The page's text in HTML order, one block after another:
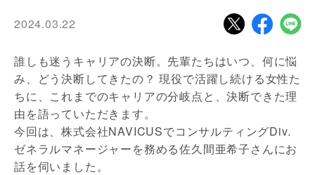
2024.03.22
誰しも迷うキャリアの決断。先輩たちはいつ、何に悩
み、どう決断してきたの？ 現役で活躍し続ける女性た
ちに、これまでのキャリアの分岐点と、決断できた理
由を語っていただきます。
今回は、株式会社NAVICUSでコンサルティングDiv.
ゼネラルマネージャーを務める佐久間亜希子さんにお
話を伺いました。